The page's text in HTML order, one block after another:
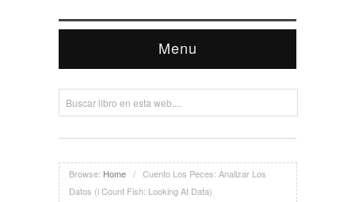
Menu
Browse: Home / Cuento Los Peces: Analizar Los
Datos (i Count Fish: Looking At Data)